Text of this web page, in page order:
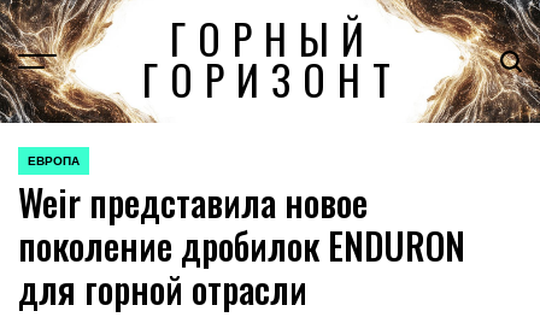
Перейти
к
содержимому
ГОРНЫЙ
ГОРИЗОНТ
ОПУБЛИКОВАНО
В
ЕВРОПА
Weir представила новое
поколение дробилок ENDURON
для горной отрасли